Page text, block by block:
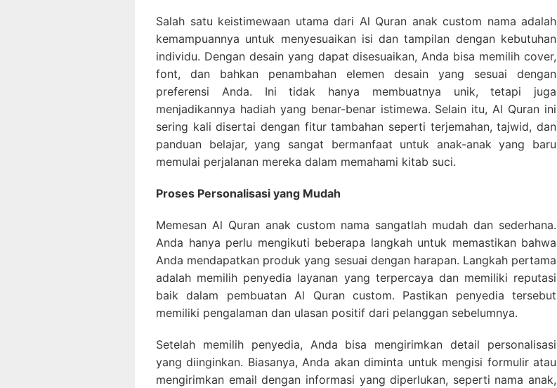
Salah satu keistimewaan utama dari Al Quran anak custom nama adalah
kemampuannya untuk menyesuaikan isi dan tampilan dengan kebutuhan
individu. Dengan desain yang dapat disesuaikan, Anda bisa memilih cover,
font, dan bahkan penambahan elemen desain yang sesuai dengan
preferensi Anda. Ini tidak hanya membuatnya unik, tetapi juga
menjadikannya hadiah yang benar-benar istimewa. Selain itu, Al Quran ini
sering kali disertai dengan fitur tambahan seperti terjemahan, tajwid, dan
panduan belajar, yang sangat bermanfaat untuk anak-anak yang baru
memulai perjalanan mereka dalam memahami kitab suci.
Proses Personalisasi yang Mudah
Memesan Al Quran anak custom nama sangatlah mudah dan sederhana.
Anda hanya perlu mengikuti beberapa langkah untuk memastikan bahwa
Anda mendapatkan produk yang sesuai dengan harapan. Langkah pertama
adalah memilih penyedia layanan yang terpercaya dan memiliki reputasi
baik dalam pembuatan Al Quran custom. Pastikan penyedia tersebut
memiliki pengalaman dan ulasan positif dari pelanggan sebelumnya.
Setelah memilih penyedia, Anda bisa mengirimkan detail personalisasi
yang diinginkan. Biasanya, Anda akan diminta untuk mengisi formulir atau
mengirimkan email dengan informasi yang diperlukan, seperti nama anak,